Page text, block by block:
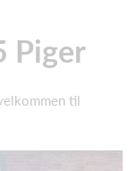
Piger
til